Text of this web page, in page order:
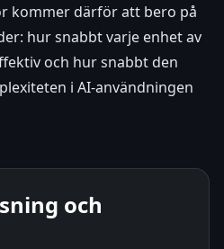
kommer därför att bero på
hur snabbt varje enhet av
och hur snabbt den
i AI-användningen
och